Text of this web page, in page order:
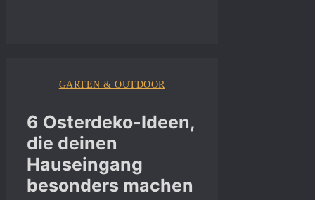
GARTEN & OUTDOOR
6 Osterdeko-Ideen,
die deinen
Hauseingang
besonders machen